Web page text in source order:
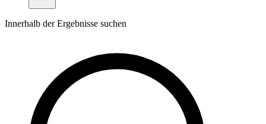
Innerhalb der Ergebnisse suchen